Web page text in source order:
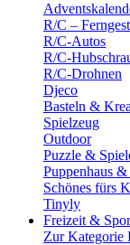
R/C –
R/C-Autos
R/C-
R/C-Drohnen
Djeco
Basteln &
Spielzeug
Outdoor
Puzzle &
Puppenhaus
Schönes fürs
Tinyly
Freizeit &
Zur Kategorie